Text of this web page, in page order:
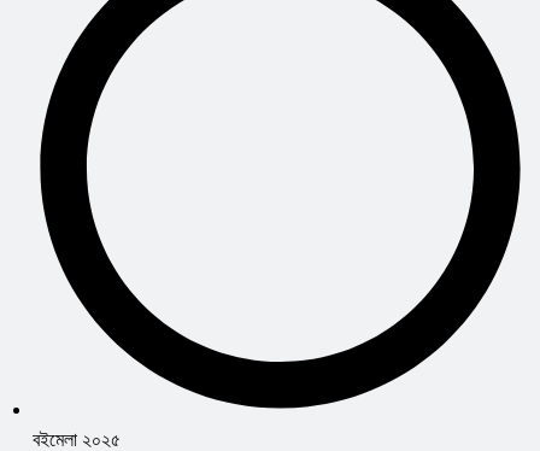
বইমেলা ২০২৫